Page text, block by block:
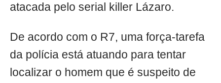
atacada pelo serial killer Lázaro.
De acordo com o R7, uma força-tarefa
da polícia está atuando para tentar
localizar o homem que é suspeito de